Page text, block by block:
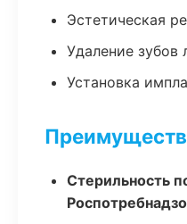
Эстетическая
Удаление
Установка
Стерильность